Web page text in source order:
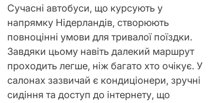
Сучасні автобуси, що курсують у
напрямку Нідерландів, створюють
повноцінні умови для тривалої поїздки.
Завдяки цьому навіть далекий маршрут
проходить легше, ніж багато хто очікує. У
салонах зазвичай є кондиціонери, зручні
сидіння та доступ до інтернету, що